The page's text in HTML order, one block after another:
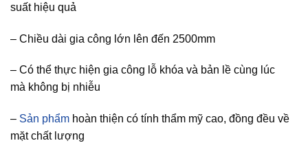
suất hiệu quả
– Chiều dài gia công lớn lên đến 2500mm
– Có thể thực hiện gia công lỗ khóa và bản lề cùng lúc
mà không bị nhiễu
– Sản phẩm hoàn thiện có tính thẩm mỹ cao, đồng đều về
mặt chất lượng